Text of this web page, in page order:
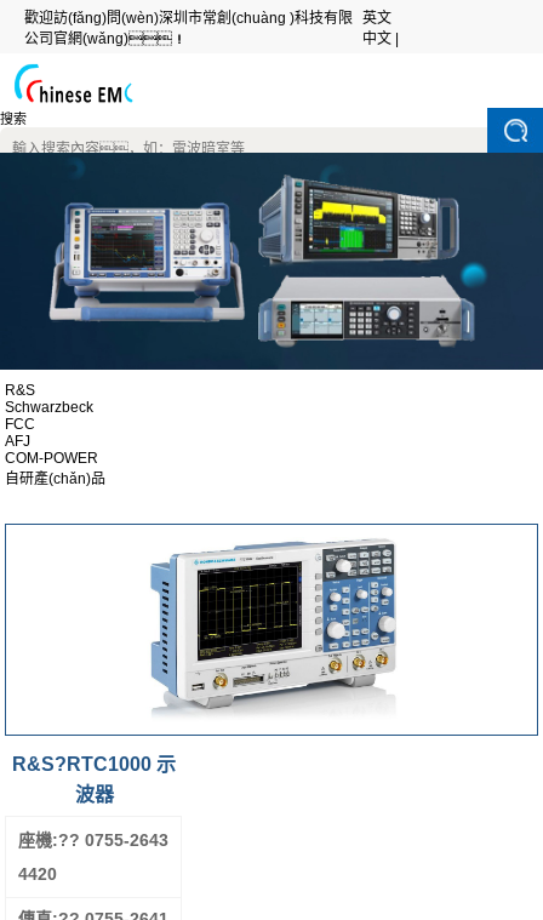
歡迎訪(fǎng)問(wèn)深圳市常創(chuàng )科技有限
公司官網(wǎng)！
英文
中文 |
搜索
R&S
Schwarzbeck
FCC
AFJ
COM-POWER
自研產(chǎn)品
R&S?RTC1000 示
波器
座機:?? 0755-2643
4420